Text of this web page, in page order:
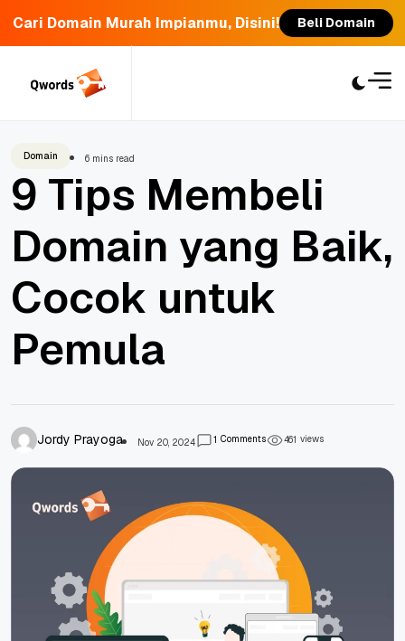
Cari Domain Murah Impianmu, Disini! Beli Domain
Domain 6 mins read
9 Tips Membeli
Domain yang Baik,
Cocok untuk
Pemula
Jordy Prayoga Nov 20, 2024 1 Comments 461 views